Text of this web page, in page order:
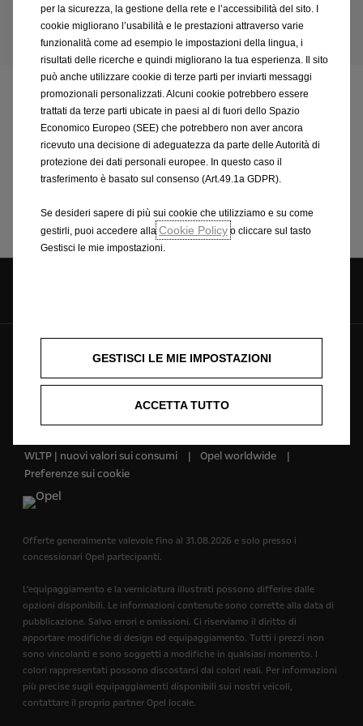
riferiscono a un singolo veicolo e non fanno parte
dell'offerta, ma vengono utilizzate esclusivamente a
scopo di confronto tra i diversi tipi di veicolo.
Movano Electric
Panoramica
WLTP | nuovi valori sui consumi
Opel worldwide
Preferenze sui cookie
Offerte generalmente valevole fino al 31.08.2026 e solo presso i
concessionari Opel partecipanti.
L'equipaggiamento e la verniciatura illustrati possono differire dalle
opzioni disponibili. Le informazioni contenute sono corrette alla data di
pubblicazione. Salvo errori e omissioni. Ci riserviamo il diritto di
apportare modifiche di design ed equipaggiamento. Tutti i prezzi non
sono vincolanti e sono soggetti a modifiche in qualsiasi momento. I
colori rappresentati possono discostarsi dai colori reali. Per informazioni
più precise sugli equipaggiamenti disponibili sui nostri veicoli,
contattare il proprio partner Opel locale.
per la sicurezza, la gestione della rete e l’accessibilità del sito. I
cookie migliorano l’usabilità e le prestazioni attraverso varie
funzionalità come ad esempio le impostazioni della lingua, i
risultati delle ricerche e quindi migliorano la tua esperienza. Il sito
può anche utilizzare cookie di terze parti per inviarti messaggi
promozionali personalizzati. Alcuni cookie potrebbero essere
trattati da terze parti ubicate in paesi al di fuori dello Spazio
Economico Europeo (SEE) che potrebbero non aver ancora
ricevuto una decisione di adeguatezza da parte delle Autorità di
protezione dei dati personali europee. In questo caso il
trasferimento è basato sul consenso (Art.49.1a GDPR).
Se desideri sapere di più sui cookie che utilizziamo e su come
gestirli, puoi accedere alla Cookie Policy o cliccare sul tasto
Gestisci le mie impostazioni.
GESTISCI LE MIE IMPOSTAZIONI
ACCETTA TUTTO